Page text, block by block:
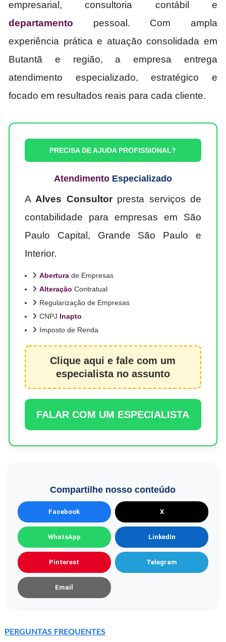
empresarial, consultoria contábil e
departamento pessoal. Com ampla
experiência prática e atuação consolidada em
Butantã e região, a empresa entrega
atendimento especializado, estratégico e
focado em resultados reais para cada cliente.
PRECISA DE AJUDA PROFISSIONAL?
AtendimentoEspecializado
A Alves Consultorpresta serviços de
contabilidade para empresas em São
Paulo Capital, Grande São Paulo e
Interior.
Aberturade Empresas
Alteração Contratual
Regularização de Empresas
CNPJ Inapto
Imposto de Renda
Clique aqui e fale com um
especialista no assunto
FALAR COM UM ESPECIALISTA
Compartilhe nosso conteúdo
Facebook X
WhatsApp LinkedIn
Pinterest Telegram
Email
PERGUNTAS FREQUENTES